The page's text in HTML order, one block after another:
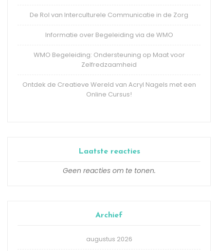
De Rol van Interculturele Communicatie in de Zorg
Informatie over Begeleiding via de WMO
WMO Begeleiding: Ondersteuning op Maat voor
Zelfredzaamheid
Ontdek de Creatieve Wereld van Acryl Nagels met een
Online Cursus!
Laatste reacties
Geen reacties om te tonen.
Archief
augustus 2026